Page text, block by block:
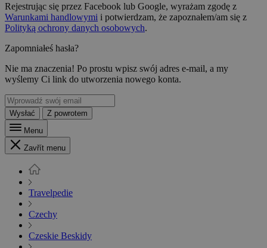
Rejestrując się przez Facebook lub Google, wyrażam zgodę z
Warunkami handlowymi i potwierdzam, że zapoznałem/am się z
Polityką ochrony danych osobowych.
Zapomniałeś hasła?
Nie ma znaczenia! Po prostu wpisz swój adres e-mail, a my
wyślemy Ci link do utworzenia nowego konta.
Wysłać
Z powrotem
Menu
Zavřít menu
Travelpedie
Czechy
Czeskie Beskidy